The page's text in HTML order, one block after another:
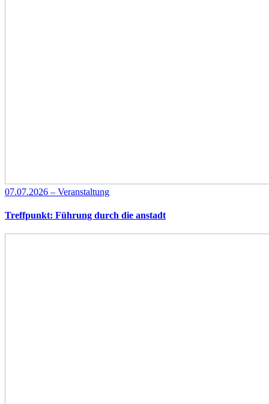
07.07.2026 – Veranstaltung
Treffpunkt: Führung durch die anstadt